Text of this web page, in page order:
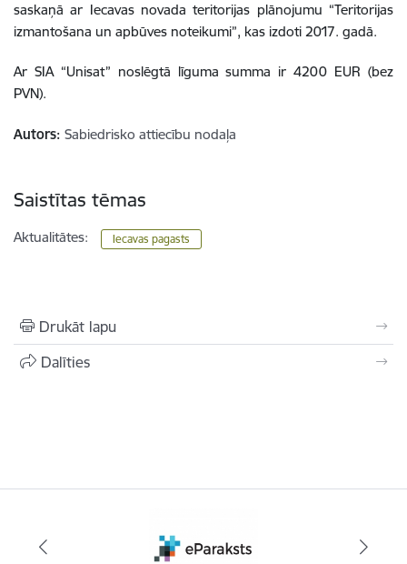
saskaņā ar Iecavas novada teritorijas plānojumu “Teritorijas
izmantošana un apbūves noteikumi”, kas izdoti 2017. gadā.
Ar SIA “Unisat” noslēgtā līguma summa ir 4200 EUR (bez
PVN).
Autors: Sabiedrisko attiecību nodaļa
Saistītas tēmas
Aktualitātes: Iecavas pagasts
Drukāt lapu
Dalīties